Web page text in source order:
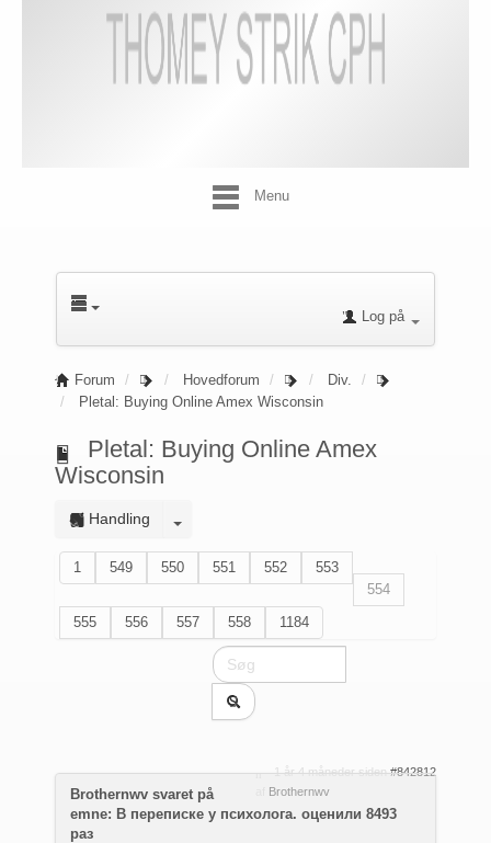
Menu
Log på
Forum Hovedforum
Div.
Pletal: Buying Online Amex Wisconsin
Pletal: Buying Online Amex
Wisconsin
Handling
1 549 550 551 552
553
554
555
556 557 558 1184
1 år 4 måneder siden #842812
Brothernwv
Brothernwv svaret på
emne: В переписке у психолога. оценили 8493
раз